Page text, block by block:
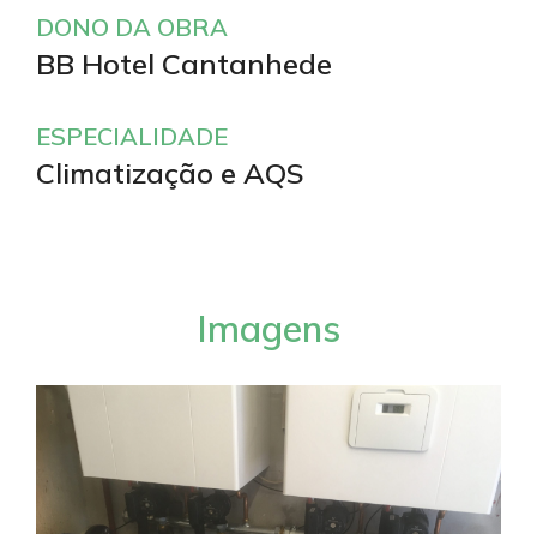
DONO DA OBRA
BB Hotel Cantanhede
ESPECIALIDADE
Climatização e AQS
Imagens